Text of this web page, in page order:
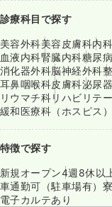
診療科目で探す
美容外科美容皮膚科内
血液内科腎臓内科糖尿
消化器外科脳神経外科
耳鼻咽喉科皮膚科泌尿
リウマチ科リハビリテ
緩和医療科（ホスピス）
特徴で探す
新規オープン4週8休以
車通勤可（駐車場有）
電子カルテあり